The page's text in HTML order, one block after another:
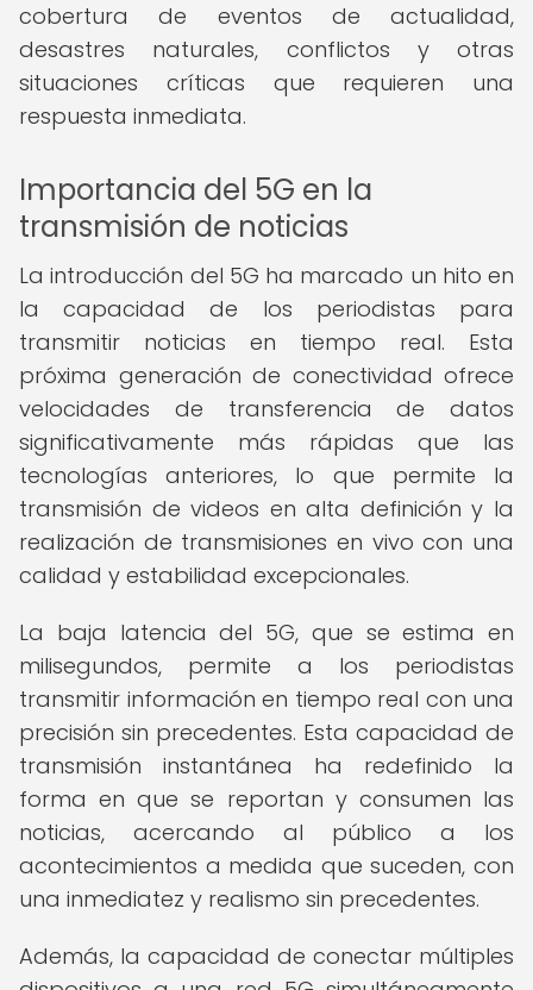
cobertura de eventos de actualidad,
desastres naturales, conflictos y otras
situaciones críticas que requieren una
respuesta inmediata.
Importancia del 5G en la
transmisión de noticias
La introducción del 5G ha marcado un hito en
la capacidad de los periodistas para
transmitir noticias en tiempo real. Esta
próxima generación de conectividad ofrece
velocidades de transferencia de datos
significativamente más rápidas que las
tecnologías anteriores, lo que permite la
transmisión de videos en alta definición y la
realización de transmisiones en vivo con una
calidad y estabilidad excepcionales.
La baja latencia del 5G, que se estima en
milisegundos, permite a los periodistas
transmitir información en tiempo real con una
precisión sin precedentes. Esta capacidad de
transmisión instantánea ha redefinido la
forma en que se reportan y consumen las
noticias, acercando al público a los
acontecimientos a medida que suceden, con
una inmediatez y realismo sin precedentes.
Además, la capacidad de conectar múltiples